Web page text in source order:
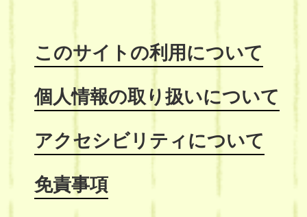
このサイトの利用について
個人情報の取り扱いについて
アクセシビリティについて
免責事項